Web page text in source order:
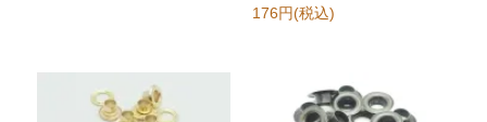
176円(税込)